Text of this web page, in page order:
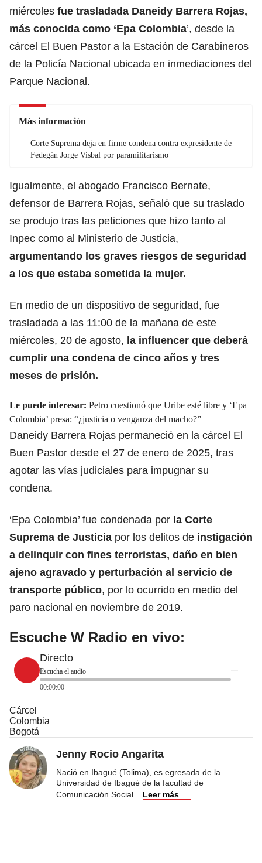
miércoles fue trasladada Daneidy Barrera Rojas,
más conocida como ‘Epa Colombia’, desde la
cárcel El Buen Pastor a la Estación de Carabineros
de la Policía Nacional ubicada en inmediaciones del
Parque Nacional.
Más información
Corte Suprema deja en firme condena contra expresidente de
Fedegán Jorge Visbal por paramilitarismo
Igualmente, el abogado Francisco Bernate,
defensor de Barrera Rojas, señaló que su traslado
se produjo tras las peticiones que hizo tanto al
Inpec como al Ministerio de Justicia,
argumentando los graves riesgos de seguridad
a los que estaba sometida la mujer.
En medio de un dispositivo de seguridad, fue
trasladada a las 11:00 de la mañana de este
miércoles, 20 de agosto, la influencer que deberá
cumplir una condena de cinco años y tres
meses de prisión.
Le puede interesar: Petro cuestionó que Uribe esté libre y ‘Epa
Colombia’ presa: “¿justicia o venganza del macho?”
Daneidy Barrera Rojas permaneció en la cárcel El
Buen Pastor desde el 27 de enero de 2025, tras
agotar las vías judiciales para impugnar su
condena.
‘Epa Colombia’ fue condenada por la Corte
Suprema de Justicia por los delitos de instigación
a delinquir con fines terroristas, daño en bien
ajeno agravado y perturbación al servicio de
transporte público, por lo ocurrido en medio del
paro nacional en noviembre de 2019.
Escuche W Radio en vivo:
Directo
Escucha el audio
00:00:00
Cárcel
Colombia
Bogotá
Jenny Rocio Angarita
Nació en Ibagué (Tolima), es egresada de la
Universidad de Ibagué de la facultad de
Comunicación Social
Leer más